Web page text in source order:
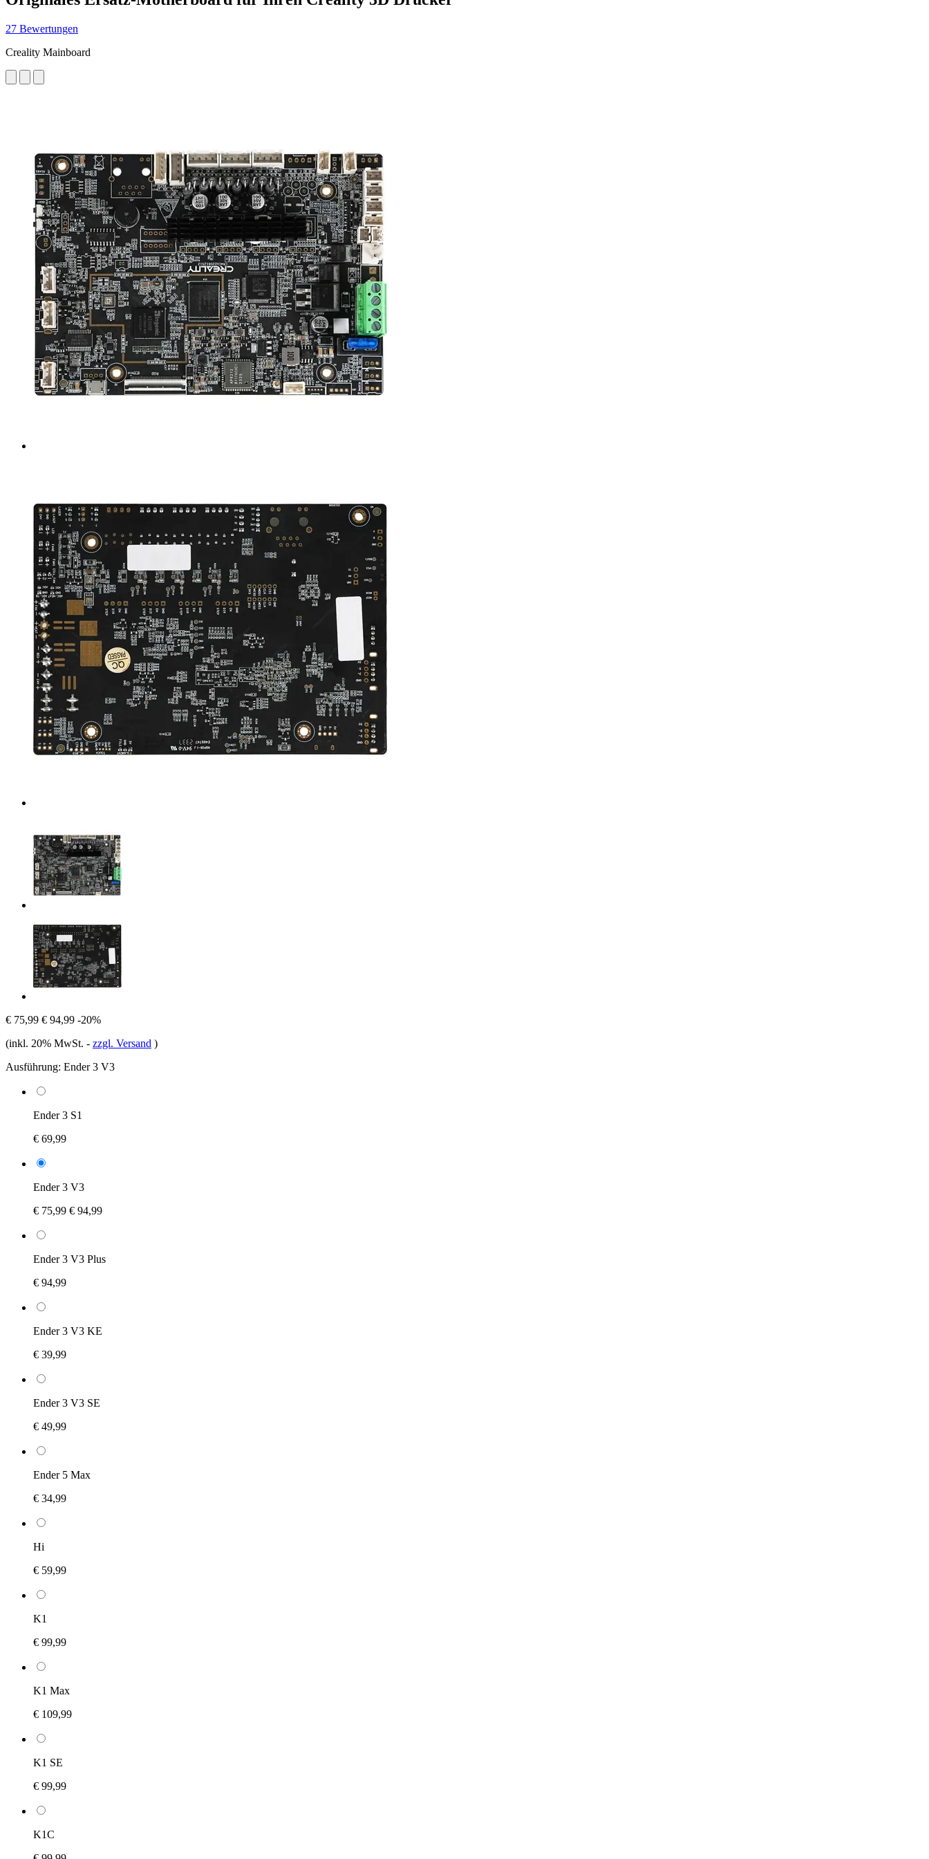
27 Bewertungen
Creality Mainboard
€ 75,99 € 94,99 -20%
(inkl. 20% MwSt. - zzgl. Versand )
Ausführung: Ender 3 V3
Ender 3 S1
€ 69,99
Ender 3 V3
€ 75,99 € 94,99
Ender 3 V3 Plus
€ 94,99
Ender 3 V3 KE
€ 39,99
Ender 3 V3 SE
€ 49,99
Ender 5 Max
€ 34,99
Hi
€ 59,99
K1
€ 99,99
K1 Max
€ 109,99
K1 SE
€ 99,99
K1C